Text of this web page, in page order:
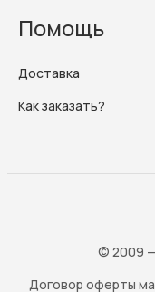
Помощь
Доставка
Как заказать?
© 2009
Договор оферты